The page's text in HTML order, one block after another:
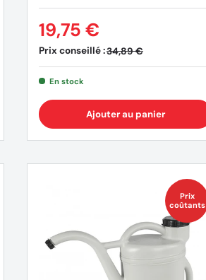
Prix conseillé :34,89 €
19,75 €
En stock
Ajouter au panier
Prix
coûtants